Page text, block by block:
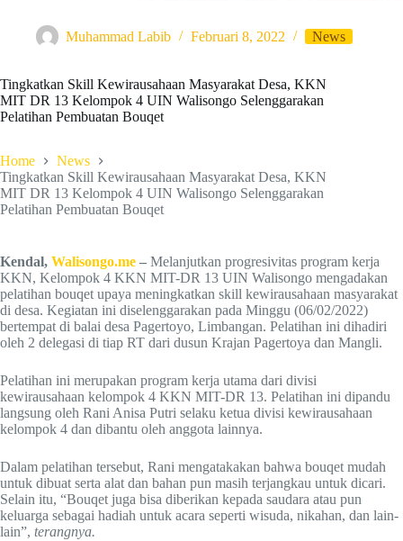
Muhammad Labib Februari 8, 2022 News
Tingkatkan Skill Kewirausahaan Masyarakat Desa, KKN
MIT DR 13 Kelompok 4 UIN Walisongo Selenggarakan
Pelatihan Pembuatan Bouqet
Home
News
Tingkatkan Skill Kewirausahaan Masyarakat Desa, KKN
MIT DR 13 Kelompok 4 UIN Walisongo Selenggarakan
Pelatihan Pembuatan Bouqet
Kendal, Walisongo.me – Melanjutkan progresivitas program kerja
KKN, Kelompok 4 KKN MIT-DR 13 UIN Walisongo mengadakan
pelatihan bouqet upaya meningkatkan skill kewirausahaan masyarakat
di desa. Kegiatan ini diselenggarakan pada Minggu (06/02/2022)
bertempat di balai desa Pagertoyo, Limbangan. Pelatihan ini dihadiri
oleh 2 delegasi di tiap RT dari dusun Krajan Pagertoya dan Mangli.
Pelatihan ini merupakan program kerja utama dari divisi
kewirausahaan kelompok 4 KKN MIT-DR 13. Pelatihan ini dipandu
langsung oleh Rani Anisa Putri selaku ketua divisi kewirausahaan
kelompok 4 dan dibantu oleh anggota lainnya.
Dalam pelatihan tersebut, Rani mengatakakan bahwa bouqet mudah
untuk dibuat serta alat dan bahan pun masih terjangkau untuk dicari.
Selain itu, “Bouqet juga bisa diberikan kepada saudara atau pun
keluarga sebagai hadiah untuk acara seperti wisuda, nikahan, dan lain-
lain”, terangnya.